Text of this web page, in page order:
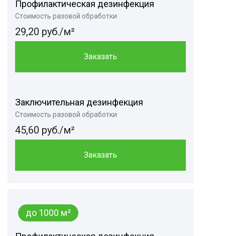
Профилактическая дезинфекция
Стоимость разовой обработки
29,20 руб./м²
Заказать
Заключительная дезинфекция
Стоимость разовой обработки
45,60 руб./м²
Заказать
до 1000 м²